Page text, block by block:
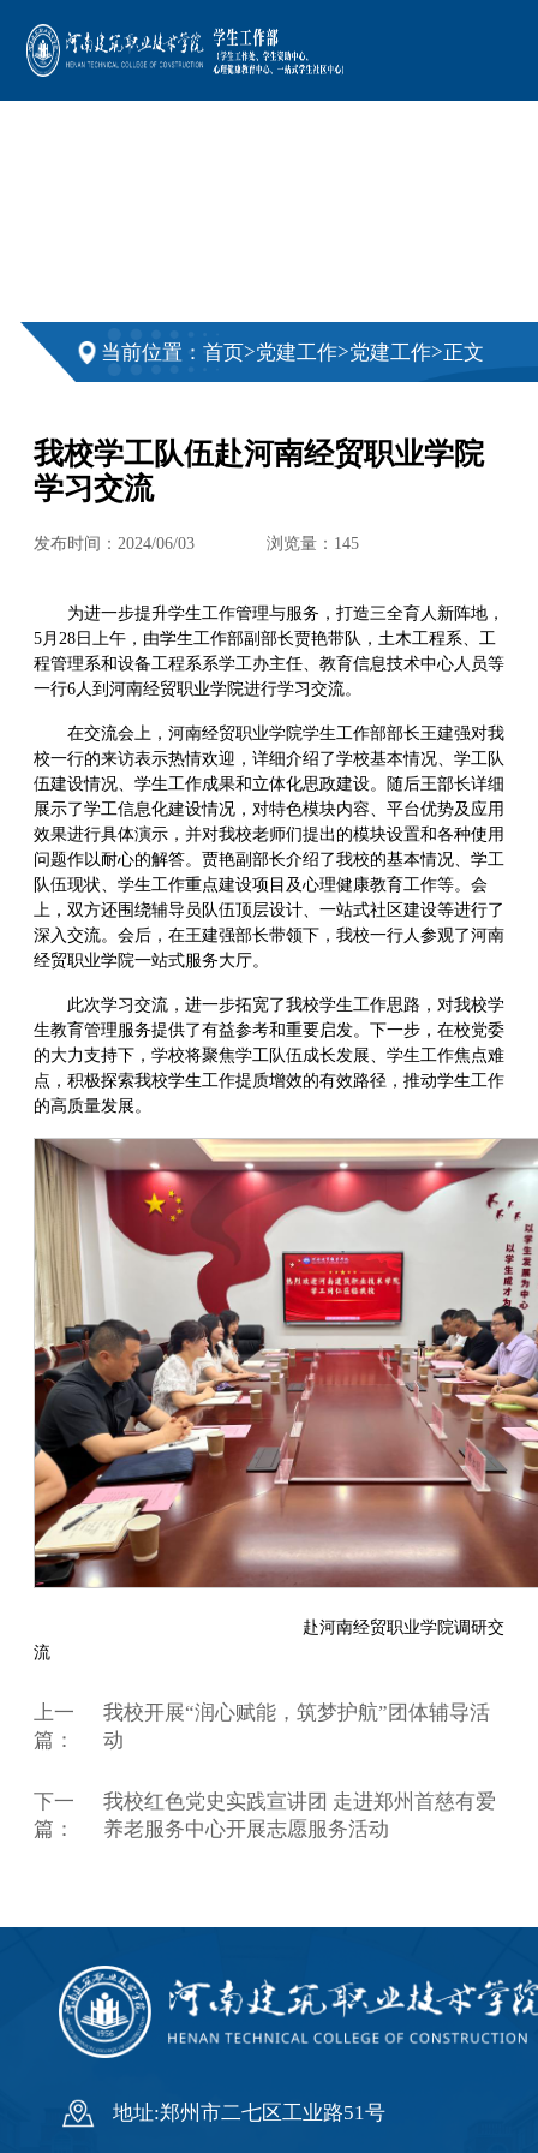
当前位置：首页>党建工作>党建工作>正文
我校学工队伍赴河南经贸职业学院
学习交流
发布时间：2024/06/03 浏览量： 145
为进一步提升学生工作管理与服务，打造三全育人新阵地，
5月28日上午，由学生工作部副部长贾艳带队，土木工程系、工
程管理系和设备工程系系学工办主任、教育信息技术中心人员等
一行6人到河南经贸职业学院进行学习交流。
在交流会上，河南经贸职业学院学生工作部部长王建强对我
校一行的来访表示热情欢迎，详细介绍了学校基本情况、学工队
伍建设情况、学生工作成果和立体化思政建设。随后王部长详细
展示了学工信息化建设情况，对特色模块内容、平台优势及应用
效果进行具体演示，并对我校老师们提出的模块设置和各种使用
问题作以耐心的解答。贾艳副部长介绍了我校的基本情况、学工
队伍现状、学生工作重点建设项目及心理健康教育工作等。会
上，双方还围绕辅导员队伍顶层设计、一站式社区建设等进行了
深入交流。会后，在王建强部长带领下，我校一行人参观了河南
经贸职业学院一站式服务大厅。
此次学习交流，进一步拓宽了我校学生工作思路，对我校学
生教育管理服务提供了有益参考和重要启发。下一步，在校党委
的大力支持下，学校将聚焦学工队伍成长发展、学生工作焦点难
点，积极探索我校学生工作提质增效的有效路径，推动学生工作
的高质量发展。
赴河南经贸职业学院调研交
流
上一
篇：
我校开展“润心赋能，筑梦护航”团体辅导活
动
下一
篇：
我校红色党史实践宣讲团 走进郑州首慈有爱
养老服务中心开展志愿服务活动
地址:郑州市二七区工业路51号